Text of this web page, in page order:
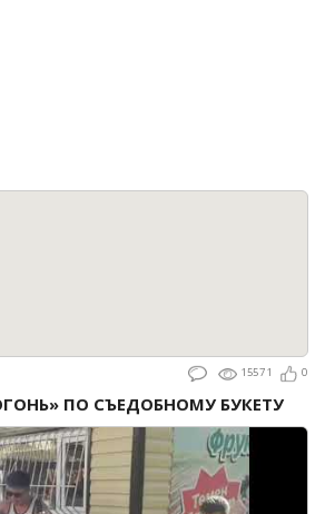
15571 0
ПО СЪЕДОБНОМУ БУКЕТУ